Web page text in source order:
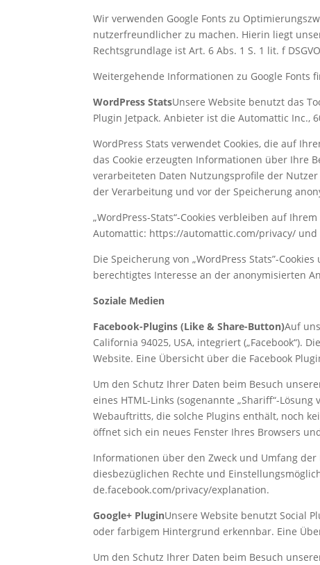
Wir verwenden Google Fonts zu
nutzerfreundlicher zu machen. Hierin liegt
Rechtsgrundlage ist Art. 6 Abs. 1 S. 1 lit. f
Weitergehende Informationen zu Google Fonts
WordPress StatsUnsere Website benutzt das
Plugin Jetpack. Anbieter ist die Automattic Inc.,
WordPress Stats verwendet Cookies, die auf
das Cookie erzeugten Informationen über Ihre
verarbeiteten Daten Nutzungsprofile der
der Verarbeitung und vor der Speicherung
„WordPress-Stats“-Cookies verbleiben auf
Automattic: https://automattic.com/privacy/ und
Die Speicherung von „WordPress Stats”-
berechtigtes Interesse an der anonymisierten
Soziale Medien
Facebook-Plugins (Like & Share-Button)Auf
California 94025, USA, integriert („Facebook“).
Website. Eine Übersicht über die Facebook
Um den Schutz Ihrer Daten beim Besuch
eines HTML-Links (sogenannte „Shariff“-
Webauftritts, die solche Plugins enthält, noch
öffnet sich ein neues Fenster Ihres Browsers
‌Informationen über den Zweck und Umfang
diesbezüglichen Rechte und
de.facebook.com/privacy/explanation.
Google+ PluginUnsere Website benutzt Social
oder farbigem Hintergrund erkennbar. Eine
Um den Schutz Ihrer Daten beim Besuch